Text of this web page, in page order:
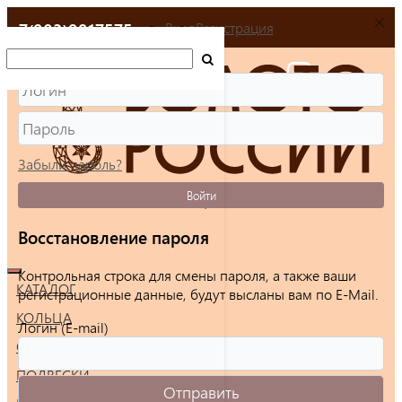
+7(903)9917575
КАТАЛОГ
КОЛЬЦА
СЕРЬГИ
ПОДВЕСКИ
ВходРегистрация
Забыли пароль?
Войти
Восстановление пароля
Контрольная строка для смены пароля, а также ваши
регистрационные данные, будут высланы вам по E-Mail.
Логин (E-mail)